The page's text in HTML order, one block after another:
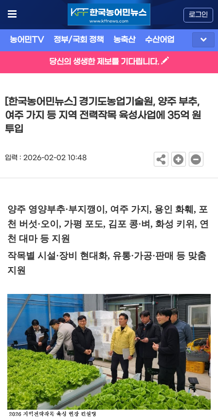
로그인
농어민TV 정부/국회 정책 농축산 수산어업
당신의 생생한 제보를 기다립니다.
[한국농어민뉴스] 경기도농업기술원, 양주 부추,
여주 가지 등 지역 전력작목 육성사업에 35억 원
투입
입력 : 2026-02-02 10:48
양주 영양부추·부지깽이 , 여주 가지 , 용인 화훼 , 포
천 버섯·오이 , 가평 포도, 김포 콩·벼, 화성 키위, 연
천 대마 등 지원
작목별 시설·장비 현대화, 유통·가공·판매 등 맞춤
지원